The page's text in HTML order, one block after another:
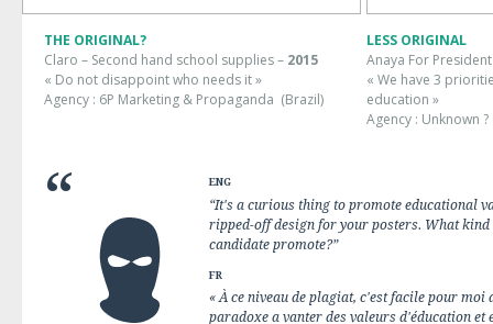
THE ORIGINAL?
Claro – Second hand school supplies – 2015
« Do not disappoint who needs it »
Agency : 6P Marketing & Propaganda (Brazil)
LESS ORIGINAL
Anaya For
« We have 3
education »
Agency : Unknown ?
ENG
“It's a curious thing to promote educational
ripped-off design for your posters. What
candidate promote?”
FR
« À ce niveau de plagiat, c'est facile pour
paradoxe a vanter des valeurs d'éducation et